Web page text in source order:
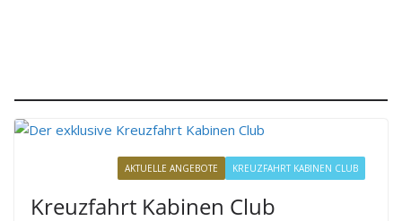
AKTUELLE ANGEBOTE KREUZFAHRT KABINEN CLUB
Kreuzfahrt Kabinen Club